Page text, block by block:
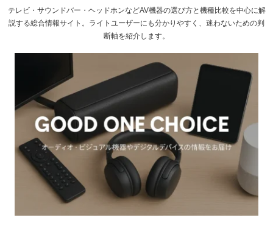
テレビ・サウンドバー・ヘッドホンなどAV機器の選び方と機種比較を中心に解
説する総合情報サイト。ライトユーザーにも分かりやすく、迷わないための判
断軸を紹介します。